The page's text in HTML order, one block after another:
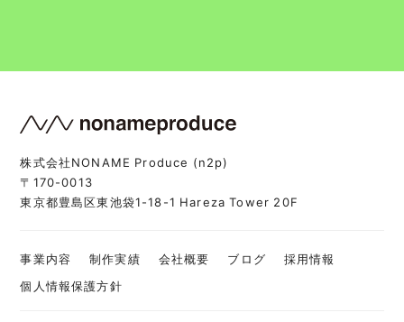
株式会社NONAME Produce (n2p)
〒170-0013
東京都豊島区東池袋1-18-1 Hareza Tower 20F
事業内容 制作実績 会社概要 ブログ
採用情報
個人情報保護方針